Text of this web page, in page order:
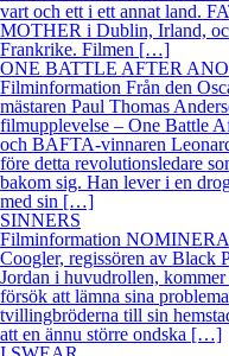
vart och ett i ett annat land.
MOTHER i Dublin, Irland,
Frankrike. Filmen […]
ONE BATTLE AFTER
Filminformation Från den
mästaren Paul Thomas
filmupplevelse – One Battle
och BAFTA-vinnaren
före detta revolutionsledare
bakom sig. Han lever i en
med sin […]
SINNERS
Filminformation
Coogler, regissören av Black
Jordan i huvudrollen,
försök att lämna sina
tvillingbröderna till sin
att en ännu större ondska […]